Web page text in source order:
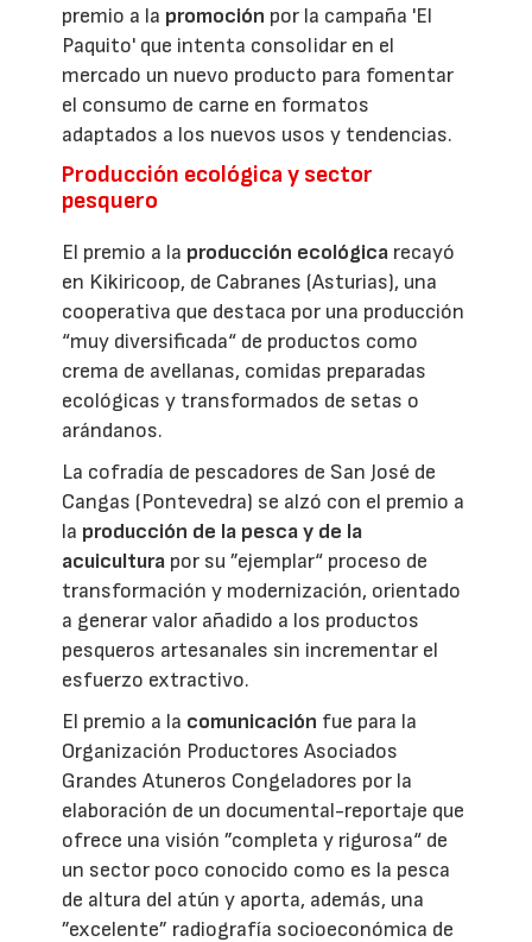
premio a la promoción por la campaña 'El
Paquito' que intenta consolidar en el
mercado un nuevo producto para fomentar
el consumo de carne en formatos
adaptados a los nuevos usos y tendencias.
Producción ecológica y sector
pesquero
El premio a la producción ecológica recayó
en Kikiricoop, de Cabranes (Asturias), una
cooperativa que destaca por una producción
“muy diversificada“ de productos como
crema de avellanas, comidas preparadas
ecológicas y transformados de setas o
arándanos.
La cofradía de pescadores de San José de
Cangas (Pontevedra) se alzó con el premio a
la producción de la pesca y de la
acuicultura por su ”ejemplar“ proceso de
transformación y modernización, orientado
a generar valor añadido a los productos
pesqueros artesanales sin incrementar el
esfuerzo extractivo.
El premio a la comunicación fue para la
Organización Productores Asociados
Grandes Atuneros Congeladores por la
elaboración de un documental-reportaje que
ofrece una visión ”completa y rigurosa“ de
un sector poco conocido como es la pesca
de altura del atún y aporta, además, una
”excelente” radiografía socioeconómica de